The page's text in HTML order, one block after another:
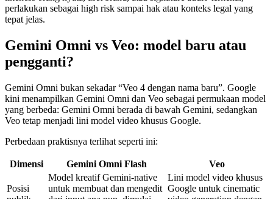
perlakukan sebagai high risk sampai hak atau konteks legal yang
tepat jelas.
Gemini Omni vs Veo: model baru atau
pengganti?
Gemini Omni bukan sekadar “Veo 4 dengan nama baru”. Google
kini menampilkan Gemini Omni dan Veo sebagai permukaan model
yang berbeda: Gemini Omni berada di bawah Gemini, sedangkan
Veo tetap menjadi lini model video khusus Google.
Perbedaan praktisnya terlihat seperti ini:
Dimensi Gemini Omni Flash Veo
Posisi
Model kreatif Gemini-native
untuk membuat dan mengedit
Lini model video khusus
Google untuk cinematic